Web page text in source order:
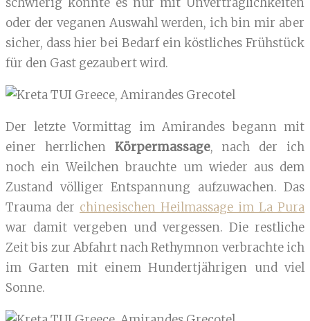
oder der veganen Auswahl werden, ich bin mir aber
sicher, dass hier bei Bedarf ein köstliches Frühstück
für den Gast gezaubert wird.
Der letzte Vormittag im Amirandes begann mit
einer herrlichen Körpermassage, nach der ich
noch ein Weilchen brauchte um wieder aus dem
Zustand völliger Entspannung aufzuwachen. Das
Trauma der chinesischen Heilmassage im La Pura
war damit vergeben und vergessen. Die restliche
Zeit bis zur Abfahrt nach Rethymnon verbrachte ich
im Garten mit einem Hundertjährigen und viel
Sonne.